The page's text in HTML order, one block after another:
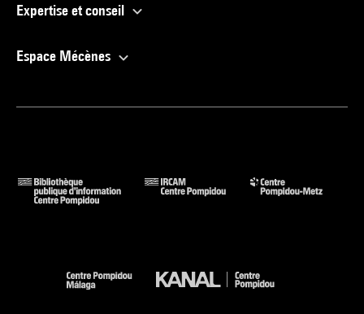
Expertise et conseil
Espace Mécènes